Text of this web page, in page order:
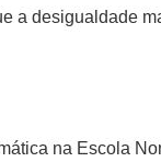
a desigualdade
na Escola